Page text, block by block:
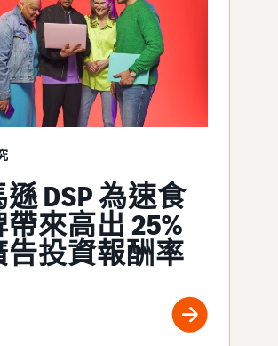
DSP 為速食
帶來高出 25%
告投資報酬率